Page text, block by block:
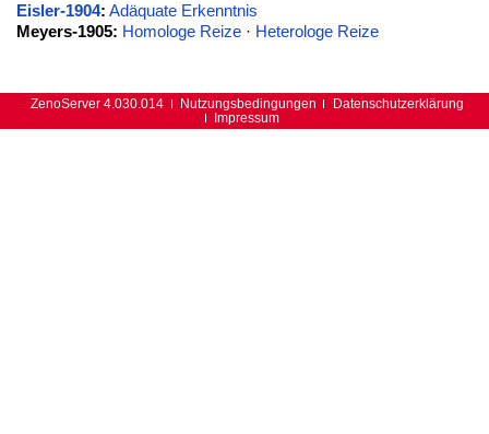
Eisler-1904: Adäquate Erkenntnis
Meyers-1905: Homologe Reize· Heterologe Reize
ZenoServer 4.030.014 Nutzungsbedingungen
Datenschutzerklärung
Impressum